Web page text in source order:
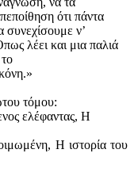
ότι πάντα
συνεχίσουμε ν’
λέει και μια παλιά
τόμου:
ελέφαντας, Η
Η ιστορία του